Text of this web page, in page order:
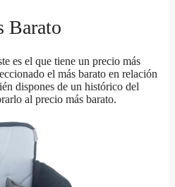
Barato
es el que tiene un precio más
el más barato en relación
dispones de un histórico del
al precio más barato.